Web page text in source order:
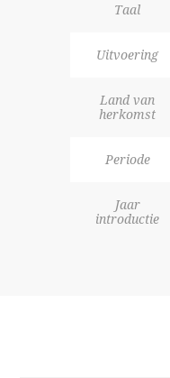
Taal
Uitvoering
Land van
herkomst
Periode
Jaar
introductie